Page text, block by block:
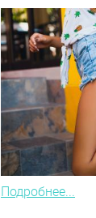
Подробнее...